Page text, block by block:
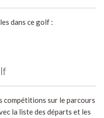
dans ce golf :
compétitions sur le parcours
la liste des départs et les